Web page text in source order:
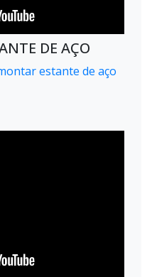
DE AÇO
estante de aço